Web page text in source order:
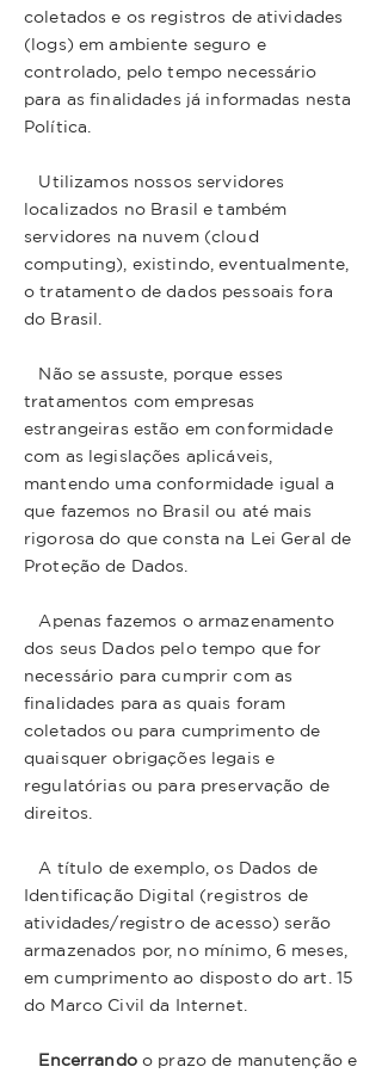
coletados e os registros de atividades
(logs) em ambiente seguro e
controlado, pelo tempo necessário
para as finalidades já informadas nesta
Política.
Utilizamos nossos servidores
localizados no Brasil e também
servidores na nuvem (cloud
computing), existindo, eventualmente,
o tratamento de dados pessoais fora
do Brasil.
Não se assuste, porque esses
tratamentos com empresas
estrangeiras estão em conformidade
com as legislações aplicáveis,
mantendo uma conformidade igual a
que fazemos no Brasil ou até mais
rigorosa do que consta na Lei Geral de
Proteção de Dados.
Apenas fazemos o armazenamento
dos seus Dados pelo tempo que for
necessário para cumprir com as
finalidades para as quais foram
coletados ou para cumprimento de
quaisquer obrigações legais e
regulatórias ou para preservação de
direitos.
A título de exemplo, os Dados de
Identificação Digital (registros de
atividades/registro de acesso) serão
armazenados por, no mínimo, 6 meses,
em cumprimento ao disposto do art. 15
do Marco Civil da Internet.
Encerrando o prazo de manutenção e